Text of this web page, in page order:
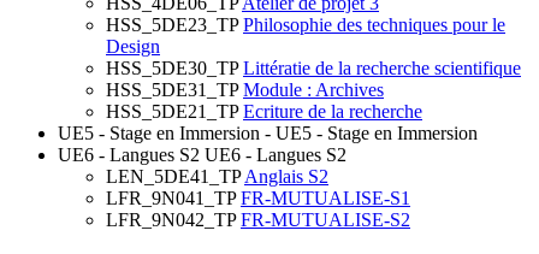
HSS_5DE23_TP Philosophie des techniques pour le
Design
HSS_5DE30_TP Littératie de la recherche scientifique
HSS_5DE31_TP Module : Archives
HSS_5DE21_TP Ecriture de la recherche
UE5 - Stage en Immersion - UE5 - Stage en Immersion
UE6 - Langues S2 UE6 - Langues S2
LEN_5DE41_TP Anglais S2
LFR_9N041_TP FR-MUTUALISE-S1
LFR_9N042_TP FR-MUTUALISE-S2